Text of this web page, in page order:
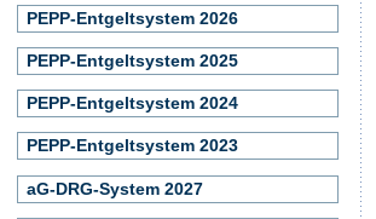
PEPP-Entgeltsystem 2026
PEPP-Entgeltsystem 2025
PEPP-Entgeltsystem 2024
PEPP-Entgeltsystem 2023
aG-DRG-System 2027